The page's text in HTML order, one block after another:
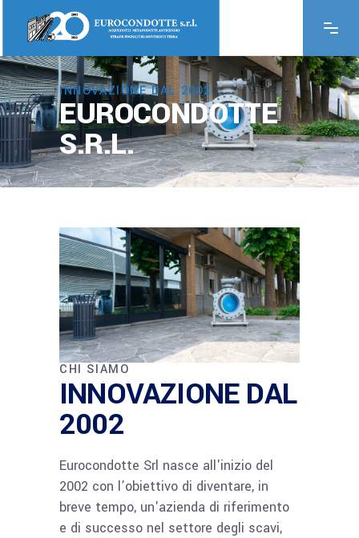
INNOVAZIONE DAL 2002
EUROCONDOTTE
S.R.L.
CHI SIAMO
INNOVAZIONE DAL
2002
Eurocondotte Srl nasce all'inizio del
2002 con l’obiettivo di diventare, in
breve tempo, un'azienda di riferimento
e di successo nel settore degli scavi,